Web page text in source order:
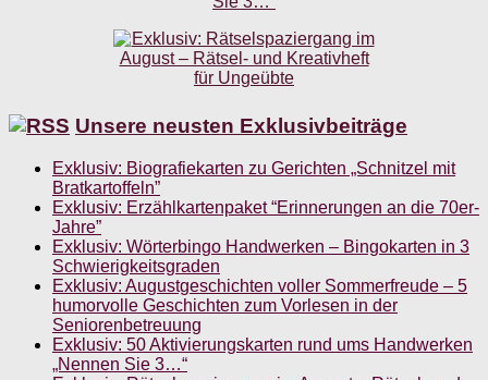
Unsere neusten Exklusivbeiträge
Exklusiv: Biografiekarten zu Gerichten „Schnitzel mit
Bratkartoffeln”
Exklusiv: Erzählkartenpaket “Erinnerungen an die 70er-
Jahre”
Exklusiv: Wörterbingo Handwerken – Bingokarten in 3
Schwierigkeitsgraden
Exklusiv: Augustgeschichten voller Sommerfreude – 5
humorvolle Geschichten zum Vorlesen in der
Seniorenbetreuung
Exklusiv: 50 Aktivierungskarten rund ums Handwerken
„Nennen Sie 3…“